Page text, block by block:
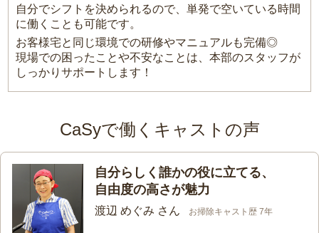
自分でシフトを決められるので、単発で空いている時間
に働くことも可能です。
お客様宅と同じ環境での研修やマニュアルも完備◎
現場での困ったことや不安なことは、本部のスタッフが
しっかりサポートします！
CaSyで働くキャストの声
自分らしく誰かの役に立てる、
自由度の高さが魅力
渡辺 めぐみ さん お掃除キャスト歴 7年